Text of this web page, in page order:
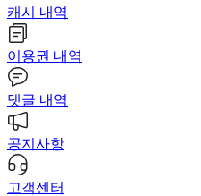
캐시 내역
이용권 내역
댓글 내역
공지사항
고객센터